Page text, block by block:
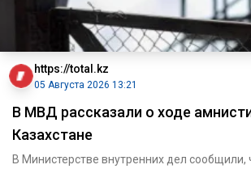
https://total.kz
05 Августа 2026 13:21
В МВД рассказали о ходе
Казахстане
В Министерстве внутренних дел сообщили,